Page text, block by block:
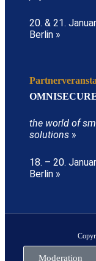
20. & 21.
Berlin »
the world of
solutions »
18. – 20.
Berlin »
Moderation